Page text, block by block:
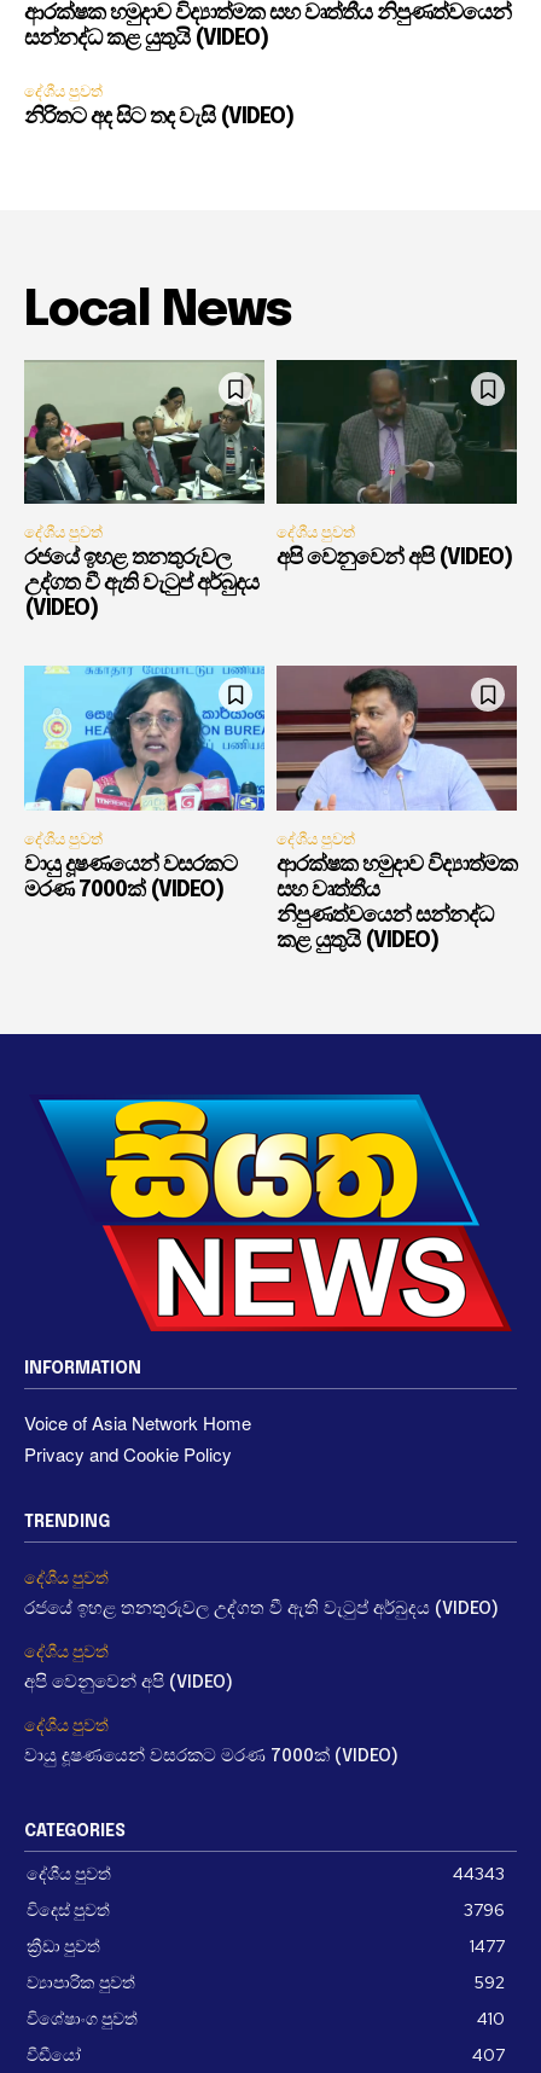
ආරක්ෂක හමුදාව විද්‍යාත්මක සහ වෘත්තීය නිපුණත්වයෙන්
සන්නද්ධ කළ යුතුයි (VIDEO)
දේශීය පුවත්
නිරිතට අද සිට තද වැසි (VIDEO)
Local News
දේශීය පුවත්
රජයේ ඉහළ තනතුරුවල
උද්ගත වී ඇති වැටුප් අර්බුදය
(VIDEO)
දේශීය පුවත්
අපි වෙනුවෙන් අපි (VIDEO)
දේශීය පුවත්
වායු දූෂණයෙන් වසරකට
මරණ 7000ක් (VIDEO)
දේශීය පුවත්
ආරක්ෂක හමුදාව විද්‍යාත්මක
සහ වෘත්තීය
නිපුණත්වයෙන් සන්නද්ධ
කළ යුතුයි (VIDEO)
INFORMATION
Voice of Asia Network Home
Privacy and Cookie Policy
TRENDING
දේශීය පුවත්
රජයේ ඉහළ තනතුරුවල උද්ගත වී ඇති වැටුප් අර්බුදය (VIDEO)
දේශීය පුවත්
අපි වෙනුවෙන් අපි (VIDEO)
දේශීය පුවත්
වායු දූෂණයෙන් වසරකට මරණ 7000ක් (VIDEO)
CATEGORIES
දේශීය පුවත්
44343
විදෙස් පුවත්
3796
ක්‍රීඩා පුවත්
1477
ව්‍යාපාරික පුවත්
592
විශේෂාංග පුවත්
410
වීඩීයෝ
407